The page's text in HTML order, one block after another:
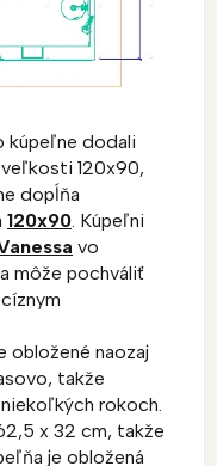
kúpeľne dodali
120x90,
dopĺňa
120x90 . Kúpeľni
vo
môže pochváliť
obložené naozaj
takže
rokoch.
x 32 cm, takže
je obložená